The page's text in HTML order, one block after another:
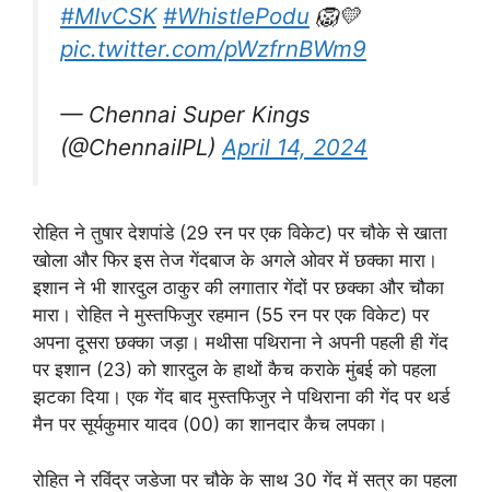
#MIvCSK #WhistlePodu 🦁💛
pic.twitter.com/pWzfrnBWm9
— Chennai Super Kings
(@ChennaiIPL)April 14, 2024
रोहित ने तुषार देशपांडे (29 रन पर एक विकेट) पर चौके से खाता
खोला और फिर इस तेज गेंदबाज के अगले ओवर में छक्का मारा।
इशान ने भी शारदुल ठाकुर की लगातार गेंदों पर छक्का और चौका
मारा। रोहित ने मुस्तफिजुर रहमान (55 रन पर एक विकेट) पर
अपना दूसरा छक्का जड़ा। मथीसा पथिराना ने अपनी पहली ही गेंद
पर इशान (23) को शारदुल के हाथों कैच कराके मुंबई को पहला
झटका दिया। एक गेंद बाद मुस्तफिजुर ने पथिराना की गेंद पर थर्ड
मैन पर सूर्यकुमार यादव (00) का शानदार कैच लपका।
रोहित ने रविंद्र जडेजा पर चौके के साथ 30 गेंद में सत्र का पहला